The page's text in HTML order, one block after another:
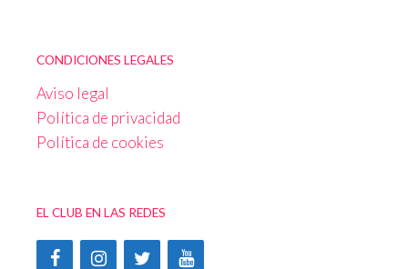
CONDICIONES LEGALES
Aviso legal
Política de privacidad
Política de cookies
EL CLUB EN LAS REDES